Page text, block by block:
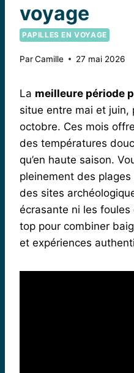
voyage
PAPILLES EN VOYAGE
ParCamille 27 mai 2026
La meilleure période
situe entre mai et juin,
octobre. Ces mois
des températures
qu’en haute saison.
pleinement des
des sites
écrasante ni les foules
top pour combiner
et expériences